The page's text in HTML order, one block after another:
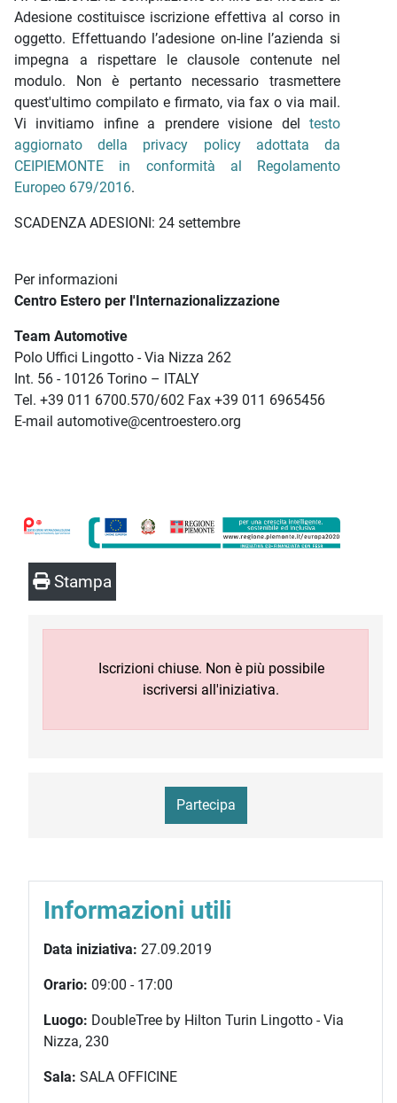
Adesione costituisce iscrizione effettiva al corso in
oggetto. Effettuando l’adesione on-line l’azienda si
impegna a rispettare le clausole contenute nel
modulo. Non è pertanto necessario trasmettere
quest'ultimo compilato e firmato, via fax o via mail.
Vi invitiamo infine a prendere visione del testo
aggiornato della privacy policy adottata da
CEIPIEMONTE in conformità al Regolamento
Europeo 679/2016.
SCADENZA ADESIONI: 24 settembre
Per informazioni
Centro Estero per l'Internazionalizzazione
Team Automotive
Polo Uffici Lingotto - Via Nizza 262
Int. 56 - 10126 Torino – ITALY
Tel. +39 011 6700.570/602 Fax +39 011 6965456
E-mail automotive@centroestero.org
Stampa
Iscrizioni chiuse. Non è più possibile
iscriversi all'iniziativa.
Partecipa
Informazioni utili
Data iniziativa: 27.09.2019
Orario: 09:00 - 17:00
Luogo: DoubleTree by Hilton Turin Lingotto - Via
Nizza, 230
Sala: SALA OFFICINE